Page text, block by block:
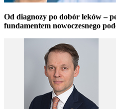
Od diagnozy po dobór leków –
fundamentem nowoczesnego